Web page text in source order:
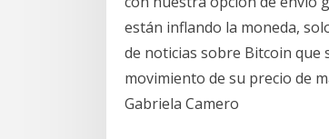
están inflando la moneda,
de noticias sobre Bitcoin que
movimiento de su precio de
Gabriela Camero